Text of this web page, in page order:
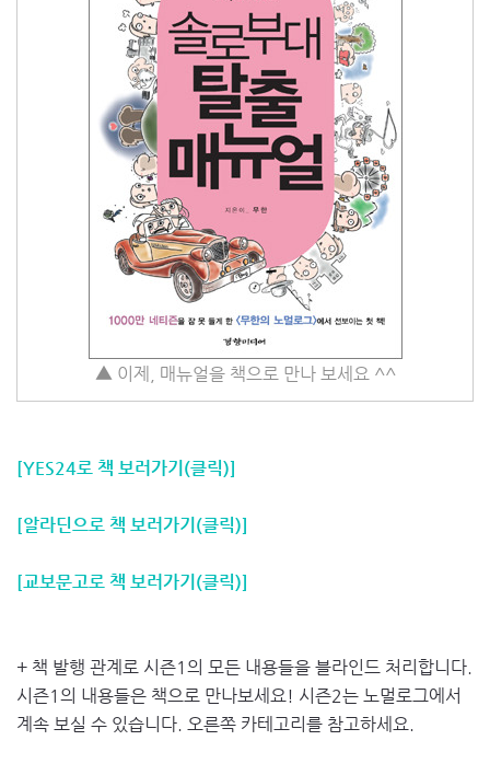
▲ 이제, 매뉴얼을 책으로 만나 보세요 ^^
[YES24로 책 보러가기(클릭)]
[알라딘으로 책 보러가기(클릭)]
[교보문고로 책 보러가기(클릭)]
+ 책 발행 관계로 시즌1의 모든 내용들을 블라인드 처리합니다.
시즌1의 내용들은 책으로 만나보세요! 시즌2는 노멀로그에서
계속 보실 수 있습니다. 오른쪽 카테고리를 참고하세요.